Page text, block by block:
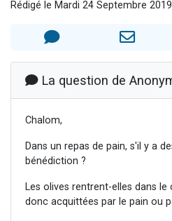
Eva vient de
Eli vient de
Rédigé le Mardi 24 Septembre 2019
La question de
Chalom,
Dans un repas de pain, s'il y a
bénédiction ?
Les olives rentrent-elles dans
donc acquittées par le pain ou